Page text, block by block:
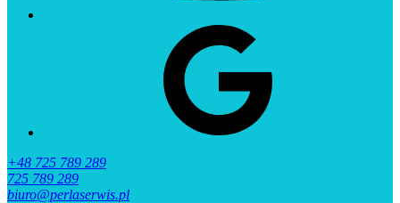
+48 725 789 289
725 789 289
biuro@perlaserwis.pl